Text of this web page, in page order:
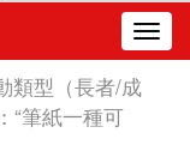
類型（長者/成
“筆紙一種可